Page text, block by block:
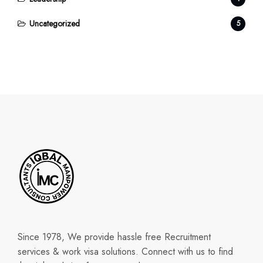
Uncategorized 5
Since 1978, We provide hassle free Recruitment
services & work visa solutions. Connect with us to find